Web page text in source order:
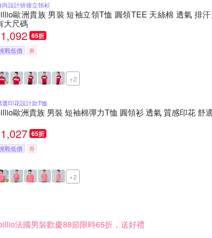
尚設計拚接立領衫
歐洲貴族 男裝 短袖立領T恤 圓領TEE 天絲棉 透氣 排
大尺碼
1,092 65折
戰低價 券
+2
選印花設計款T恤
歐洲貴族 男裝 短袖棉彈力T恤 圓領衫 透氣 質感印花 舒
1,027 65折
戰低價 券
+2
法國男裝歡慶88節限時65折，送好禮